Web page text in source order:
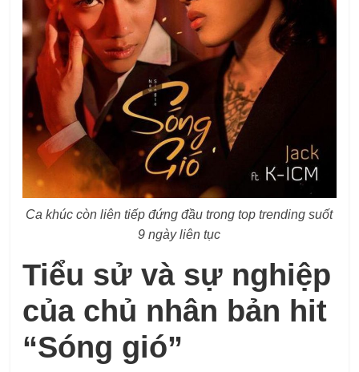
Ca khúc còn liên tiếp đứng đầu trong top trending suốt
9 ngày liên tục
Tiểu sử và sự nghiệp
của chủ nhân bản hit
“Sóng gió”